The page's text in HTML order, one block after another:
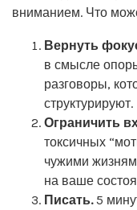
вниманием. Что
Вернуть
в смысле
разговоры,
структурируют.
Ограничить
токсичных
чужими
на ваше
Писать.5